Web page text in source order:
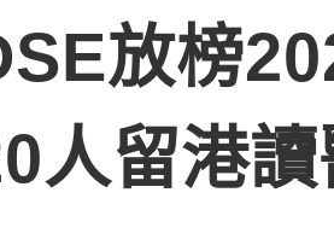
放榜
人留港